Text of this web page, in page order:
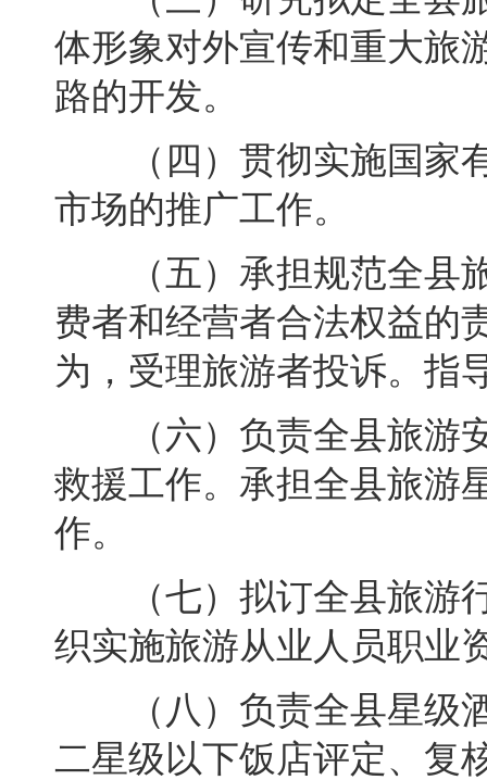
体形象对外宣传和重大旅
路的开发。
（四）贯彻实施国家有
市场的推广工作。
（五）承担规范全县旅
费者和经营者合法权益的
为，受理旅游者投诉。 指
（六）负责全县旅游安
救援工作。承担全县旅游
作。
（七）拟订全县旅游
织实施旅游从业人员职业
（八）负责全县星级酒
二星级以下饭店评定、复